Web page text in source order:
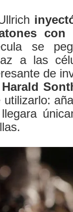
con
se
a las
de
Harald